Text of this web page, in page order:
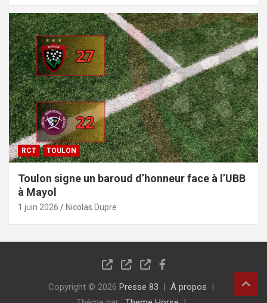
RCT TOULON
Toulon signe un baroud d’honneur face à l’UBB
à Mayol
1 juin 2026 Nicolas Dupre
Copyright © 2026 Presse 83
À propos